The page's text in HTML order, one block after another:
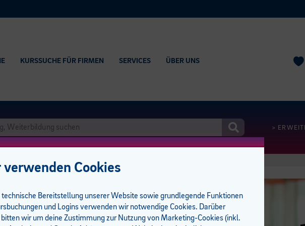
KURSSUCHE FÜR FIRMEN SERVICES ÜBER UNS
>
I 8 UE
Cookies
technische Bereitstellung unserer Website sowie grundlegende Funktionen
und Logins verwenden wir notwendige Cookies. Darüber
bitten wir um deine Zustimmung zur Nutzung von Marketing-Cookies (inkl.